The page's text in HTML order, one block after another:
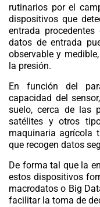
rutinarios por el
dispositivos que
entrada
datos de entrada
observable y
la presión.
En función del
capacidad del
suelo, cerca de las
satélites y otros
maquinaria agrícola
que recogen datos
De forma tal que la
estos dispositivos
macrodatos o Big
facilitar la toma de